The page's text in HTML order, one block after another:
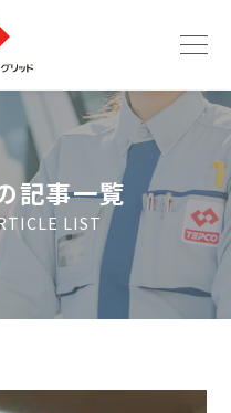
記事一覧
LIST